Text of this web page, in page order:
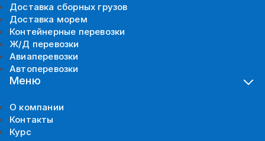
Доставка сборных грузов
Доставка морем
Контейнерные перевозки
Ж/Д перевозки
Авиаперевозки
Автоперевозки
Меню
О компании
Контакты
Курс